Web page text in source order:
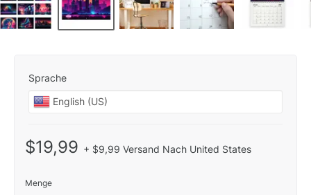
Sprache
$19,99 + $9,99 Versand Nach United States
Menge